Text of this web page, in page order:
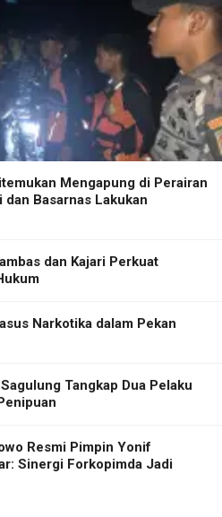
Mengapung di Perairan
Basarnas Lakukan
dan Kajari Perkuat
Narkotika dalam Pekan
Tangkap Dua Pelaku
Resmi Pimpin Yonif
Sinergi Forkopimda Jadi